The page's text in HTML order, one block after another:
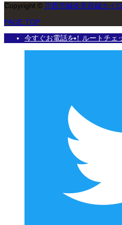
Copyright © 川西市鍼灸美容鍼カイロ
PAGE TOP
今すぐお電話を！ ルートチェ